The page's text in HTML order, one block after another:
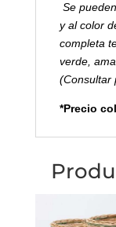
Se
y al color
completa
verde,
(Consultar
*Precio